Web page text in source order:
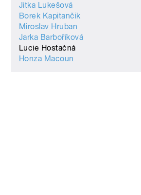
Jitka Lukešová
Borek Kapitančik
Miroslav Hruban
Jarka Barboříková
Lucie Hostačná
Honza Macoun